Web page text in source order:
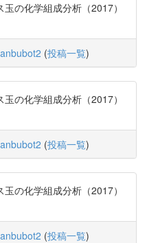
の化学組成分析（2017）
(投稿一覧)
の化学組成分析（2017）
(投稿一覧)
の化学組成分析（2017）
(投稿一覧)